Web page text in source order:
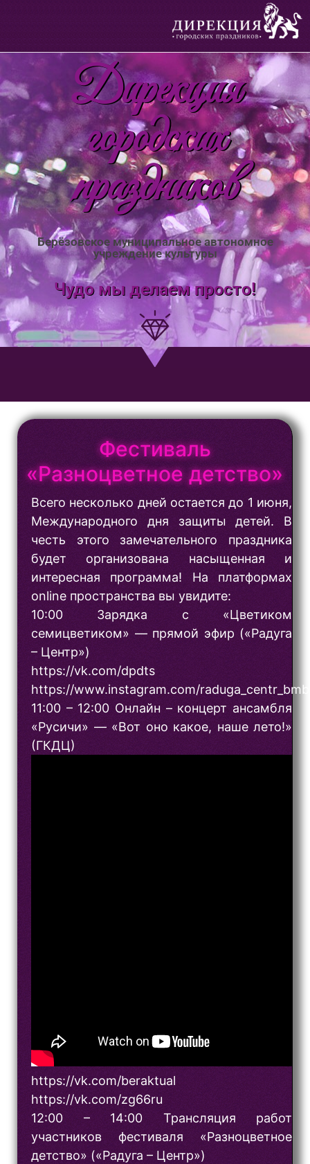
Дирекция
городских
праздников
Берёзовское муниципальное автономное
учреждение культуры
Чудо мы делаем просто!
Фестиваль
«Разноцветное детство»
Всего несколько дней остается до 1 июня,
Международного дня защиты детей. В
честь этого замечательного праздника
будет организована насыщенная и
интересная программа! На платформах
online пространства вы увидите:
10:00 Зарядка с «Цветиком
семицветиком» — прямой эфир («Радуга
– Центр»)
https://vk.com/dpdts
https://www.instagram.com/
11:00 – 12:00 Онлайн – концерт ансамбля
«Русичи» — «Вот оно какое, наше лето!»
(ГКДЦ)
https://vk.com/beraktual
https://vk.com/zg66ru
12:00 – 14:00 Трансляция работ
участников фестиваля «Разноцветное
детство» («Радуга – Центр»)